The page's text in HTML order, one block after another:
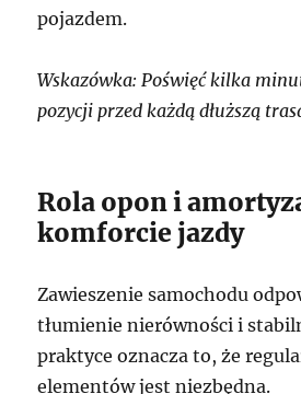
pojazdem.
Wskazówka: Poświęć kilka
pozycji przed każdą dłuższą
Rola opon i
komforcie jazdy
Zawieszenie samochodu
tłumienie nierówności i
praktyce oznacza to, że
elementów jest niezbędna.